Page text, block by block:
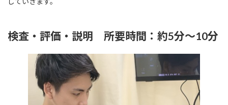
検査・評価・説明 所要時間：約5分～10分